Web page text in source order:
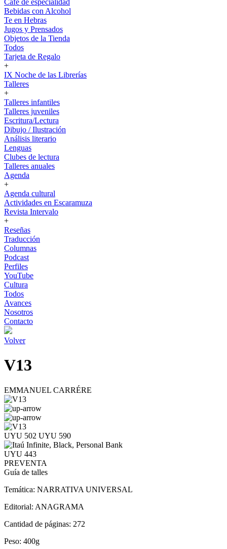
Café de especialidad
Bebidas con Alcohol
Te en Hebras
Jugos y Prensados
Objetos de la Tienda
Todos
Tarjeta de Regalo
+
IX Noche de las Librerías
Talleres
+
Talleres infantiles
Talleres juveniles
Escritura/Lectura
Dibujo / Ilustración
Análisis literario
Lenguas
Clubes de lectura
Talleres anuales
Agenda
+
Agenda cultural
Actividades en Escaramuza
Revista Intervalo
+
Reseñas
Traducción
Columnas
Podcast
Perfiles
YouTube
Cultura
Todos
Avances
Nosotros
Contacto
Volver
V13
EMMANUEL CARRÉRE
UYU 502 UYU 590
UYU 443
PREVENTA
Guía de talles
Temática: NARRATIVA UNIVERSAL
Editorial: ANAGRAMA
Cantidad de páginas: 272
Peso: 400g